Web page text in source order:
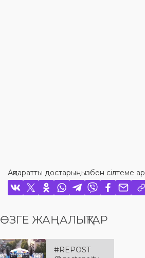
Ақпаратты достарыңызбен сілтеме
ӨЗГЕ ЖАҢАЛЫҚТАР
#REPOST